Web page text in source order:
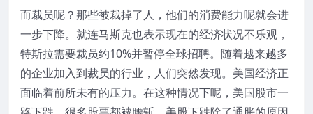
而裁员呢？那些被裁掉了人，他们的消费能力呢就会进
一步下降。就连马斯克也表示现在的经济状况不乐观，
特斯拉需要裁员约10%并暂停全球招聘。随着越来越多
的企业加入到裁员的行业，人们突然发现。美国经济正
面临着前所未有的压力。在这种情况下呢，美国股市一